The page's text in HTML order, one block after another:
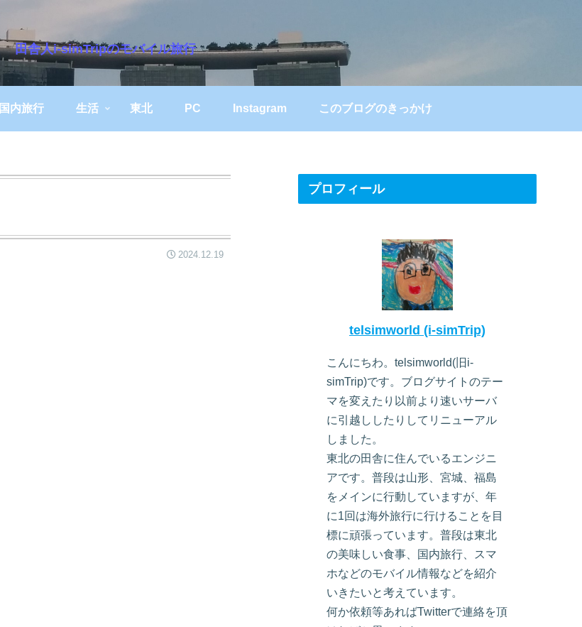
田舎人i-simTripのモバイル旅行
国内旅行 生活 東北 PC Instagram このブログのきっかけ
2024.12.19
プロフィール
telsimworld (i-simTrip)
こんにちわ。telsimworld(旧i-
simTrip)です。ブログサイトのテー
マを変えたり以前より速いサーバ
に引越ししたりしてリニューアル
しました。
東北の田舎に住んでいるエンジニ
アです。普段は山形、宮城、福島
をメインに行動していますが、年
に1回は海外旅行に行けることを目
標に頑張っています。普段は東北
の美味しい食事、国内旅行、スマ
ホなどのモバイル情報などを紹介
いきたいと考えています。
何か依頼等あればTwitterで連絡を頂